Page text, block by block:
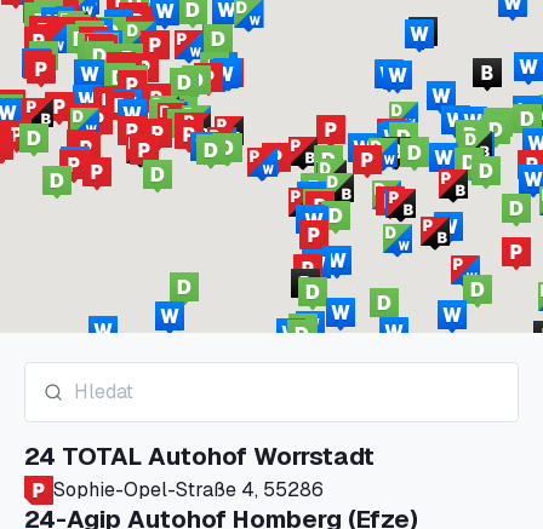
24 TOTAL Autohof Worrstadt
Sophie-Opel-Straße 4, 55286
24-Agip Autohof Homberg (Efze)